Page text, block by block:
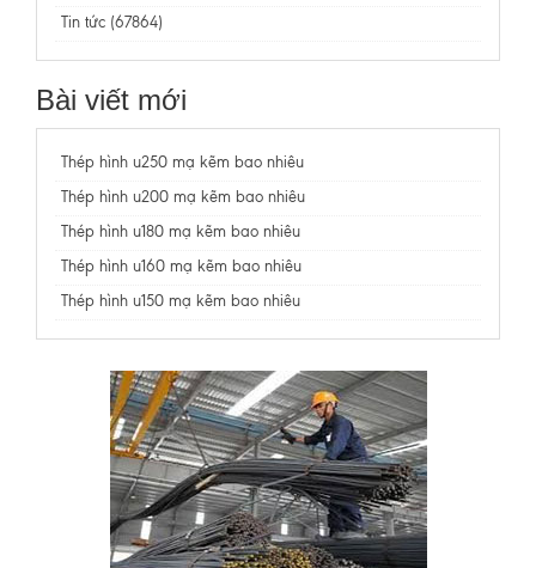
Tin tức (67864)
Bài viết mới
Thép hình u250 mạ kẽm bao nhiêu
Thép hình u200 mạ kẽm bao nhiêu
Thép hình u180 mạ kẽm bao nhiêu
Thép hình u160 mạ kẽm bao nhiêu
Thép hình u150 mạ kẽm bao nhiêu